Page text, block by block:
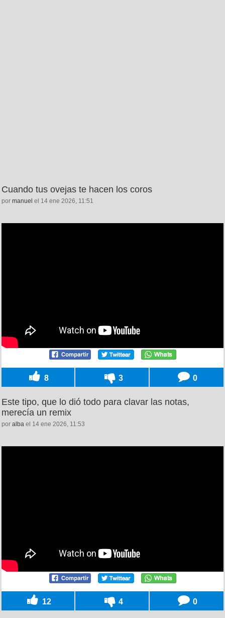
Cuando tus ovejas te hacen los coros
por manuel el 14 ene 2026, 11:51
8 3 0
Este tipo, que lo dió todo para clavar las notas,
merecía un remix
por alba el 14 ene 2026, 11:53
12 4 0